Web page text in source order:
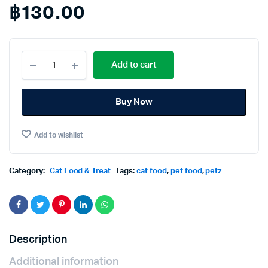
฿130.00
Friend
Tuna
Flavored
Food
เพ็ทส์เฟ
แมว
1.2กก.
quantity
Add to cart
Buy Now
Add to wishlist
Category: Cat Food & Treat Tags:cat food, pet food,petz
Description
Additional information